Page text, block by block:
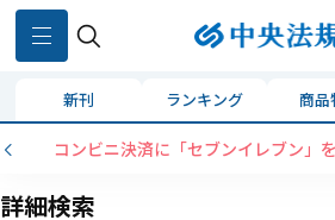
新刊 ランキング 商品
コンビニ決済に「セブンイレブン」
詳細検索
859